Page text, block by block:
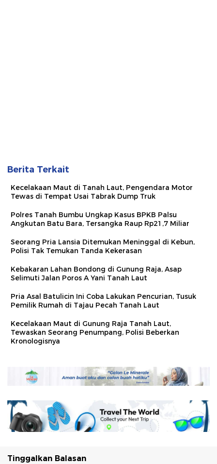
Berita Terkait
Kecelakaan Maut di Tanah Laut, Pengendara Motor
Tewas di Tempat Usai Tabrak Dump Truk
Polres Tanah Bumbu Ungkap Kasus BPKB Palsu
Angkutan Batu Bara, Tersangka Raup Rp21,7 Miliar
Seorang Pria Lansia Ditemukan Meninggal di Kebun,
Polisi Tak Temukan Tanda Kekerasan
Kebakaran Lahan Bondong di Gunung Raja, Asap
Selimuti Jalan Poros A Yani Tanah Laut
Pria Asal Batulicin Ini Coba Lakukan Pencurian, Tusuk
Pemilik Rumah di Tajau Pecah Tanah Laut
Kecelakaan Maut di Gunung Raja Tanah Laut,
Tewaskan Seorang Penumpang, Polisi Beberkan
Kronologisnya
Tinggalkan Balasan